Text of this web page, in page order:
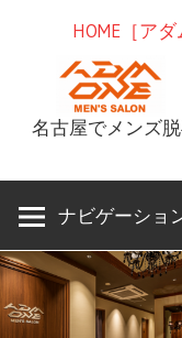
へ
ッ
プ
HOME［ア
名古屋でメンズ
ナビゲーショ